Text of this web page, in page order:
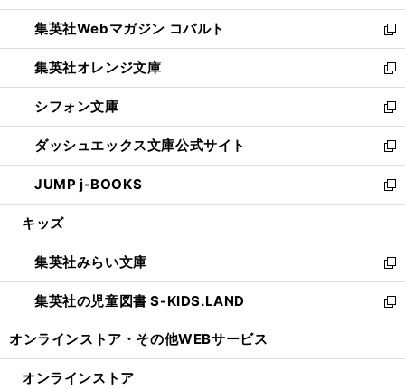
開
く
ウ
で
開
く
ン
ド
ウ
で
開
く
ウ
ィ
ン
ド
ウ
で
開
く
集英社Webマガジン コバルト
新
し
い
ウ
ィ
ン
ド
ウ
で
開
集英社オレンジ文庫
新
し
い
ウ
ィ
ン
ド
ウ
開
く
シフォン文庫
新
し
い
ウ
ィ
ン
ウ
で
開
く
ダッシュエックス文庫公式サイト
新
し
い
ウ
ン
ド
ウ
で
JUMP j-BOOKS
新
し
ウ
ィ
ン
ド
開
キッズ
集英社みらい文庫
新
し
い
ン
集英社の児童図書 S-KIDS.LAND
新
ウ
オンラインストア・ その他WEBサービス
オンラインストア